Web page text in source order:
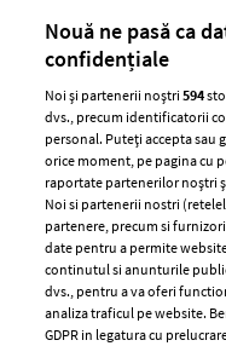
Cele mai citite
7 uleiuri care
părului
Nouă ne pasă ca
confidențiale
Noi și partenerii noștri594
dvs., precum identificatorii
personal. Puteți accepta sau
orice moment, pe pagina cu
raportate partenerilor noștri
Noi si partenerii nostri
partenere, precum si
date pentru a permite
continutul si anunturile
dvs., pentru a va oferi
analiza traficul pe website.
GDPR in legatura cu